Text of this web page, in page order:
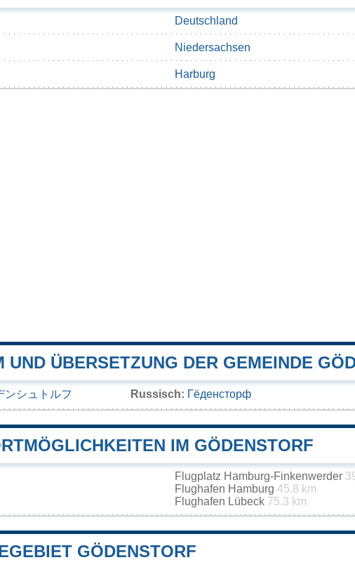
Deutschland
Niedersachsen
Harburg
UND ÜBERSETZUNG DER GEMEINDE
ンシュトルフ Russisch: Гёденсторф
IM GÖDENSTORF
Flugplatz Hamburg-Finkenwerder
Flughafen Hamburg 45.8 km
Flughafen Lübeck 75.3 km
GÖDENSTORF